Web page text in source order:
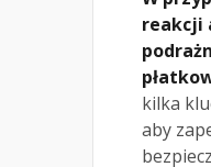
reakcji
kilka
aby